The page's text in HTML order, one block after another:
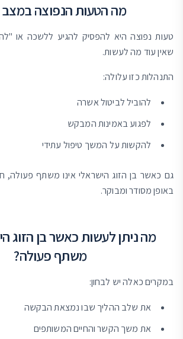
מה הטעות הנפוצה במצב
טעות נפוצה היא להפסיק להגיע ללשכה או
שאין עוד מה לעשות.
התנהלות כזו עלולה:
להוביל לביטול אשרה
לפגוע באמינות המבקש
להקשות על המשך טיפול עתידי
גם כאשר בן הזוג הישראלי אינו משתף פעולה,
באופן מסודר ומבוקר.
מה ניתן לעשות כאשר בן הזוג
משתף פעולה?
במקרים כאלה יש לבחון:
את שלב ההליך שבו נמצאת הבקשה
את משך הקשר והחיים המשותפים